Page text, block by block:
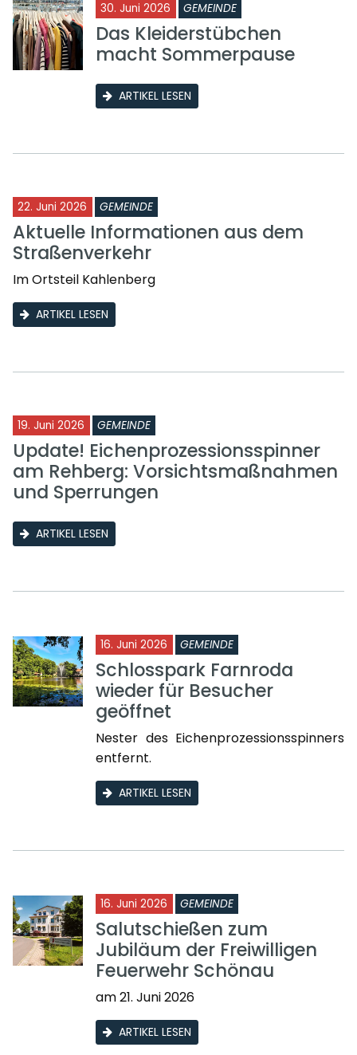
30. Juni 2026 GEMEINDE
Das Kleiderstübchen
macht Sommerpause
ARTIKEL LESEN
22. Juni 2026 GEMEINDE
Aktuelle Informationen aus dem
Straßenverkehr
Im Ortsteil Kahlenberg
ARTIKEL LESEN
19. Juni 2026 GEMEINDE
Update! Eichenprozessionsspinner
am Rehberg: Vorsichtsmaßnahmen
und Sperrungen
ARTIKEL LESEN
16. Juni 2026 GEMEINDE
Schlosspark Farnroda
wieder für Besucher
geöffnet
Nester des Eichenprozessionsspinners
entfernt.
ARTIKEL LESEN
16. Juni 2026 GEMEINDE
Salutschießen zum
Jubiläum der Freiwilligen
Feuerwehr Schönau
am 21. Juni 2026
ARTIKEL LESEN